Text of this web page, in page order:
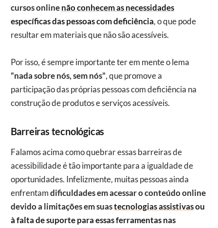
cursos onlinenão conhecem as necessidades
específicas das pessoas com deficiência, o que pode
resultar em materiais que não são acessíveis.
Por isso, é sempre importante ter em mente o lema
“nada sobre nós, sem nós”, que promove a
participação das próprias pessoas com deficiência na
construção de produtos e serviços acessíveis.
Barreiras tecnológicas
Falamos acima como quebrar essas barreiras de
acessibilidade é tão importante para a igualdade de
oportunidades. Infelizmente, muitas pessoas ainda
enfrentamdificuldades em acessar o conteúdo online
devido a limitações em suastecnologias assistivasou
à falta de suporte para essas ferramentas nas